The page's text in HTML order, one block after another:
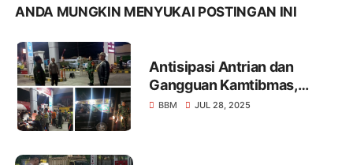
ANDA MUNGKIN MENYUKAI POSTINGAN INI
Antisipasi Antrian dan
Gangguan Kamtibmas,
Babinsa dan
BBM JUL 28, 2025